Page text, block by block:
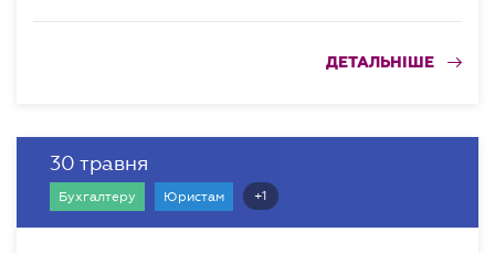
ДЕТАЛЬНІШЕ
30 травня
Бухгалтеру Юристам +1